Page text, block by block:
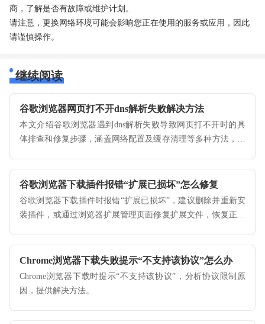
商，了解是否有故障或维护计划。
请注意，更换网络环境可能会影响您正在使用的服务或应用，因此
请谨慎操作。
继续阅读
谷歌浏览器网页打不开dns解析失败解决方法
本文介绍谷歌浏览器遇到dns解析失败导致网页打不开时的具
体排查和修复步骤，涵盖网络配置及缓存清理等多种方法，帮
谷歌浏览器下载插件报错“扩展已损坏”怎么修复
谷歌浏览器下载插件时报错“扩展已损坏”，建议删除并重新安
装插件，或通过浏览器扩展管理页面修复扩展文件，恢复正常
Chrome浏览器下载失败提示“不支持该协议”怎么办
Chrome浏览器下载时提示“不支持该协议”，分析协议限制原
因，提供解决方法。